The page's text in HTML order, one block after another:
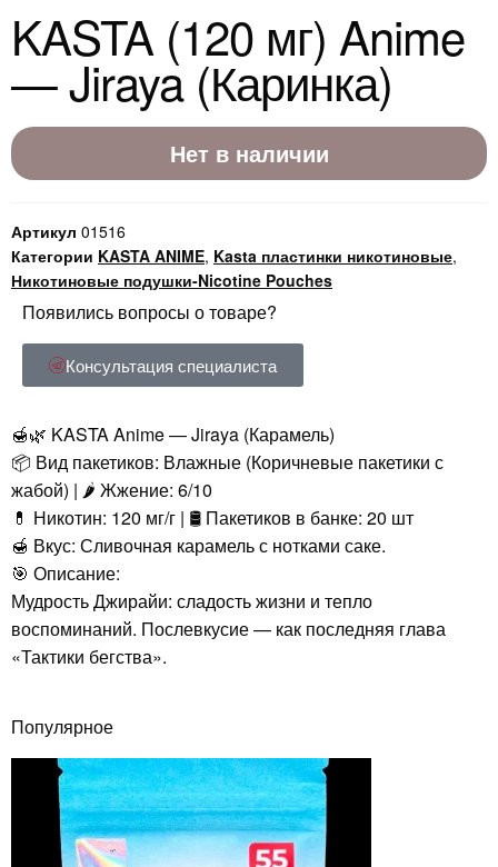
KASTA (120 мг) Anime
— Jiraya (Каринка)
Нет в наличии
Артикул 01516
Категории KASTA ANIME, Kasta пластинки никотиновые,
Никотиновые подушки-Nicotine Pouches
Появились вопросы о товаре?
Консультация специалиста
🍯🌿 KASTA Anime — Jiraya (Карамель)
📦 Вид пакетиков: Влажные (Коричневые пакетики с
жабой) | 🌶️ Жжение: 6/10
💊 Никотин: 120 мг/г | 🛢️ Пакетиков в банке: 20 шт
🍯 Вкус: Сливочная карамель с нотками саке.
🎯 Описание:
Мудрость Джирайи: сладость жизни и тепло
воспоминаний. Послевкусие — как последняя глава
«Тактики бегства».
Популярное